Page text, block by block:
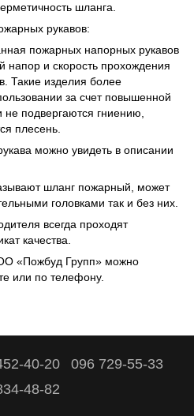
шланга.
рукавов:
пожарных напорных рукавов
напор и скорость прохождения
Такие изделия более
за счет повышенной
не подвергаются гниению,
плесень.
можно увидеть в описании
шланг пожарный, может
головками так и без них.
всегда проходят
качества.
«Пожбуд Групп» можно
или по телефону.
40-20
096 729-55-33
48-82